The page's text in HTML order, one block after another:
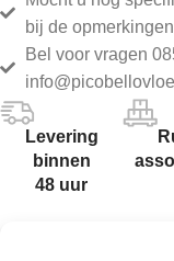
bij de
Bel voor vragen
Levering
binnen
48 uur